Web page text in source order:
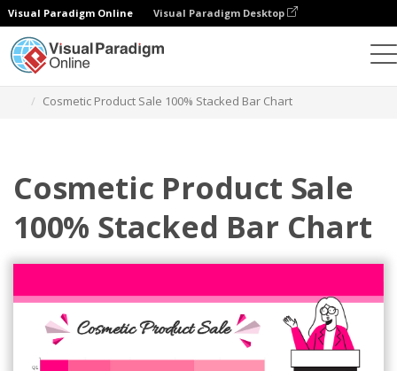
Visual Paradigm Online Visual Paradigm Desktop
Cosmetic Product Sale 100% Stacked Bar Chart
Cosmetic Product Sale
100% Stacked Bar Chart